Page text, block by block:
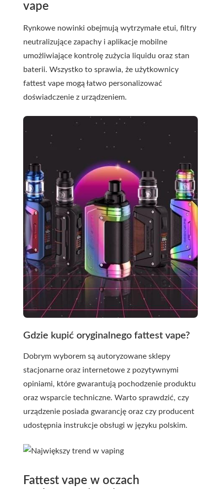
vape
Rynkowe nowinki obejmują wytrzymałe etui, filtry
neutralizujące zapachy i aplikacje mobilne
umożliwiające kontrolę zużycia liquidu oraz stan
baterii. Wszystko to sprawia, że użytkownicy
fattest vape mogą łatwo personalizować
doświadczenie z urządzeniem.
Gdzie kupić oryginalnego fattest vape?
Dobrym wyborem są autoryzowane sklepy
stacjonarne oraz internetowe z pozytywnymi
opiniami, które gwarantują pochodzenie produktu
oraz wsparcie techniczne. Warto sprawdzić, czy
urządzenie posiada gwarancję oraz czy producent
udostępnia instrukcje obsługi w języku polskim.
Fattest vape w oczach